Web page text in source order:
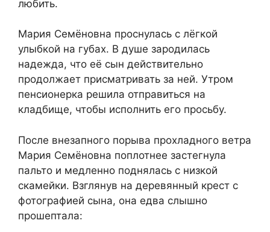
любить.
Мария Семёновна проснулась с лёгкой
улыбкой на губах. В душе зародилась
надежда, что её сын действительно
продолжает присматривать за ней. Утром
пенсионерка решила отправиться на
кладбище, чтобы исполнить его просьбу.
После внезапного порыва прохладного ветра
Мария Семёновна поплотнее застегнула
пальто и медленно поднялась с низкой
скамейки. Взглянув на деревянный крест с
фотографией сына, она едва слышно
прошептала: